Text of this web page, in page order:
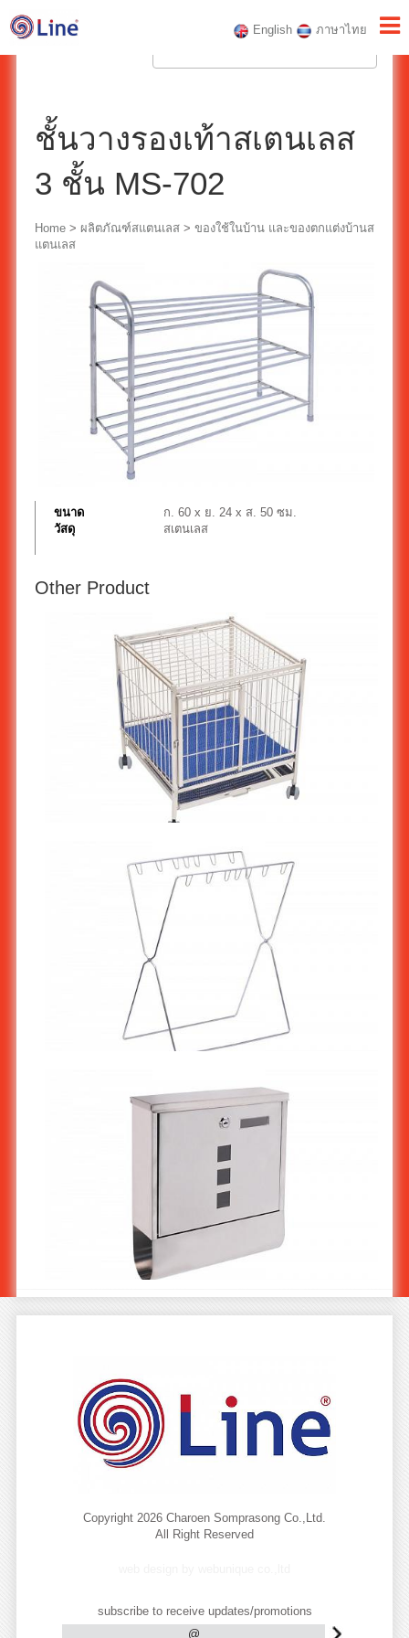
English ภาษาไทย
ชั้นวางรองเท้าสเตนเลส
3 ชั้น MS-702
Home> ผลิตภัณฑ์สแตนเลส> ของใช้ในบ้าน และของตกแต่งบ้านส
แตนเลส
ขนาด
ก. 60 x ย. 24 x ส. 50 ซม.
วัสดุ
สเตนเลส
Other Product
กรงสัตว์เลี้ยงสแตนเลส : ทรงเหลี่ยม ST-492 & ST-493
Copyright 2026 Charoen Somprasong Co.,Ltd.
All Right Reserved
subscribe to receive updates/promotions